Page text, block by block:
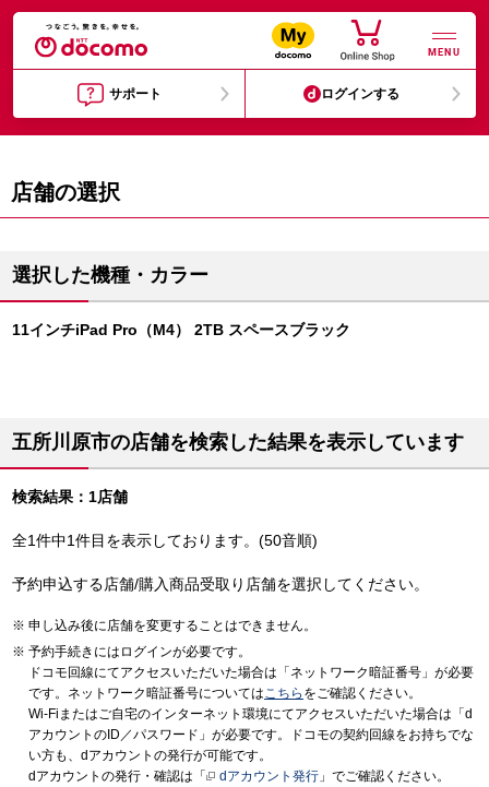
MENU
サポート ログインする
店舗の選択
選択した機種・カラー
11インチiPad Pro（M4） 2TB スペースブラック
五所川原市の店舗を検索した結果を表示しています
検索結果：1店舗
全1件中1件目を表示しております。(50音順)
予約申込する店舗/購入商品受取り店舗を選択してください。
申し込み後に店舗を変更することはできません。
予約手続きにはログインが必要です。
ドコモ回線にてアクセスいただいた場合は「ネットワーク暗証番号」が必要
です。ネットワーク暗証番号についてはこちら をご確認ください。
Wi-Fiまたはご自宅のインターネット環境にてアクセスいただいた場合は「d
アカウントのID／パスワード」が必要です。ドコモの契約回線をお持ちでな
い方も、dアカウントの発行が可能です。
dアカウントの発行・確認は「
dアカウント発行 」でご確認ください。